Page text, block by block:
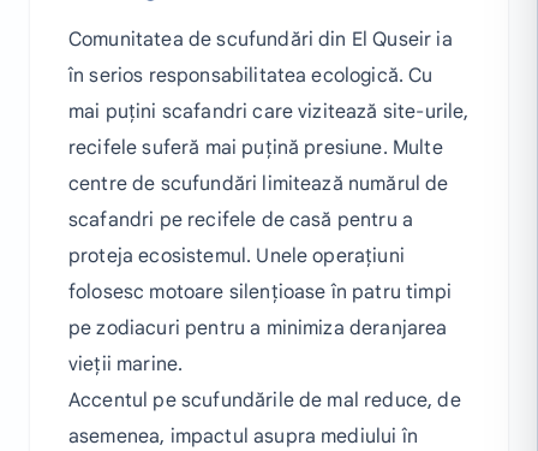
Comunitatea de scufundări din El Quseir ia
în serios responsabilitatea ecologică. Cu
mai puțini scafandri care vizitează site-urile,
recifele suferă mai puțină presiune. Multe
centre de scufundări limitează numărul de
scafandri pe recifele de casă pentru a
proteja ecosistemul. Unele operațiuni
folosesc motoare silențioase în patru timpi
pe zodiacuri pentru a minimiza deranjarea
vieții marine.
Accentul pe scufundările de mal reduce, de
asemenea, impactul asupra mediului în